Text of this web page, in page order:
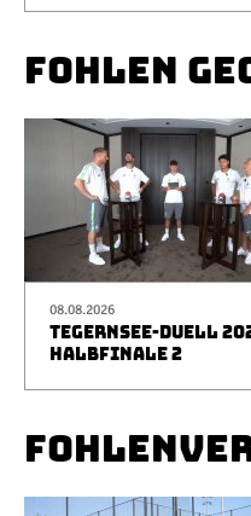
FOHLEN
08.08.2026
TEGERNSEE-DUELL
HALBFINALE 2